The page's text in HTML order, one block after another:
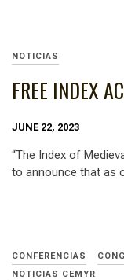
NOTICIAS
FREE INDEX
JUNE 22, 2023
“The Index of
to announce that as
CONFERENCIAS
NOTICIAS CEMYR